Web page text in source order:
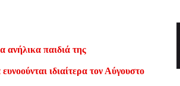
ανήλικα παιδιά της
ιδιαίτερα τον Αύγουστο